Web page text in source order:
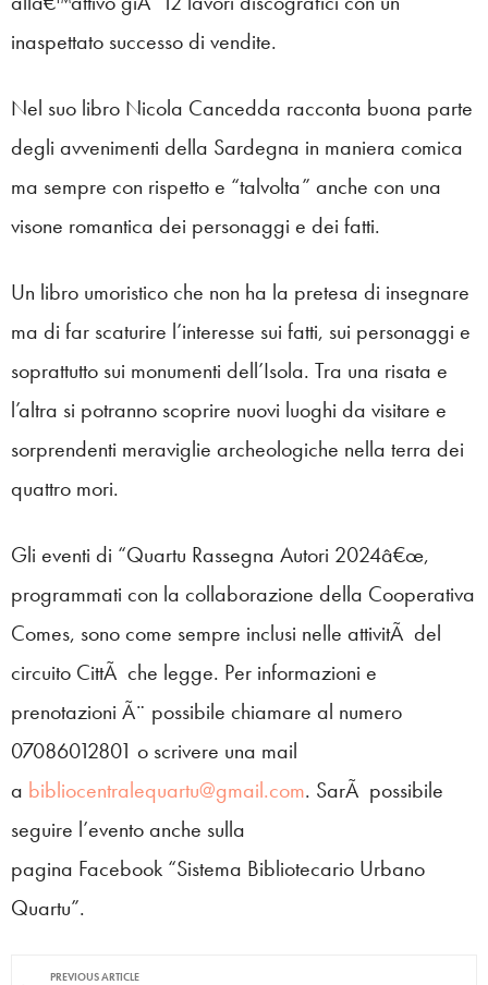
inaspettato successo di vendite.
Nel suo libro Nicola Cancedda racconta buona parte
degli avvenimenti della Sardegna in maniera comica
ma sempre con rispetto e “talvolta” anche con una
visone romantica dei personaggi e dei fatti.
Un libro umoristico che non ha la pretesa di insegnare
ma di far scaturire l’interesse sui fatti, sui personaggi e
soprattutto sui monumenti dell’Isola. Tra una risata e
l’altra si potranno scoprire nuovi luoghi da visitare e
sorprendenti meraviglie archeologiche nella terra dei
quattro mori.
Gli eventi di “Quartu Rassegna Autori 2024â€œ,
programmati con la collaborazione della Cooperativa
Comes, sono come sempre inclusi nelle attivitÃ del
circuito CittÃ che legge. Per informazioni e
prenotazioni Ã¨ possibile chiamare al numero
07086012801 o scrivere una mail
a bibliocentralequartu@gmail.com. SarÃ possibile
seguire l’evento anche sulla
pagina Facebook “Sistema Bibliotecario Urbano
Quartu”.
PREVIOUS ARTICLE